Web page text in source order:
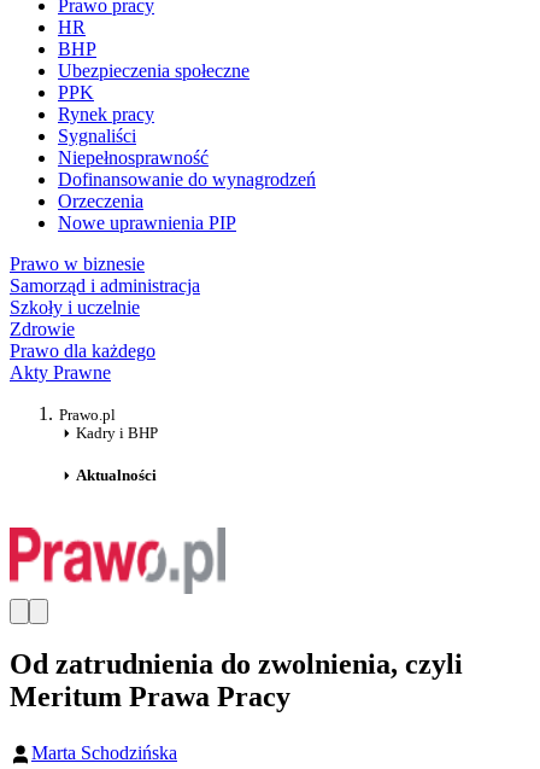
Prawo pracy
HR
BHP
Ubezpieczenia społeczne
PPK
Rynek pracy
Sygnaliści
Niepełnosprawność
Dofinansowanie do wynagrodzeń
Orzeczenia
Nowe uprawnienia PIP
Prawo w biznesie
Samorząd i administracja
Szkoły i uczelnie
Zdrowie
Prawo dla każdego
Akty Prawne
Prawo.pl
Kadry i BHP
Aktualności
Od zatrudnienia do zwolnienia, czyli
Meritum Prawa Pracy
Marta Schodzińska